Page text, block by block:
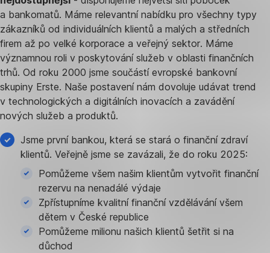
a bankomatů. Máme relevantní nabídku pro všechny typy
zákazníků od individuálních klientů a malých a středních
firem až po velké korporace a veřejný sektor. Máme
významnou roli v poskytování služeb v oblasti finančních
trhů. Od roku 2000 jsme součástí evropské bankovní
skupiny Erste. Naše postavení nám dovoluje udávat trend
v technologických a digitálních inovacích a zavádění
nových služeb a produktů.
Jsme první bankou, která se stará o finanční zdraví
klientů. Veřejně jsme se zavázali, že do roku 2025:
Pomůžeme všem našim klientům vytvořit finanční
rezervu na nenadálé výdaje
Zpřístupníme kvalitní finanční vzdělávání všem
dětem v České republice
Pomůžeme milionu našich klientů šetřit si na
důchod